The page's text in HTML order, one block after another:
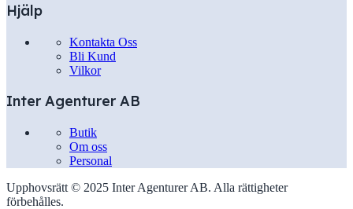
Hjälp
Kontakta Oss
Bli Kund
Vilkor
Inter Agenturer AB
Butik
Om oss
Personal
Upphovsrätt © 2025 Inter Agenturer AB. Alla rättigheter
förbehålles.